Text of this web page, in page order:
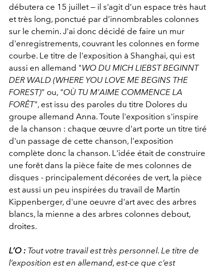
débutera ce 15 juillet — il s’agit d’un espace très haut
et très long, ponctué par d’innombrables colonnes
sur le chemin. J'ai donc décidé de faire un mur
d'enregistrements, couvrant les colonnes en forme
courbe. Le titre de l'exposition à Shanghai, qui est
aussi en allemand "WO DU MICH LIEBST BEGINNT
DER WALD (WHERE YOU LOVE ME BEGINS THE
FOREST)” ou, "OÙ TU M'AIME COMMENCE LA
FORÊT", est issu des paroles du titre Dolores du
groupe allemand Anna. Toute l'exposition s'inspire
de la chanson : chaque œuvre d'art porte un titre tiré
d'un passage de cette chanson, l'exposition
complète donc la chanson. L'idée était de construire
une forêt dans la pièce faite de mes colonnes de
disques - principalement décorées de vert, la pièce
est aussi un peu inspirées du travail de Martin
Kippenberger, d'une oeuvre d'art avec des arbres
blancs, la mienne a des arbres colonnes debout,
droites.
L’O : Tout votre travail est très personnel. Le titre de
l’exposition est en allemand, est-ce que c’est